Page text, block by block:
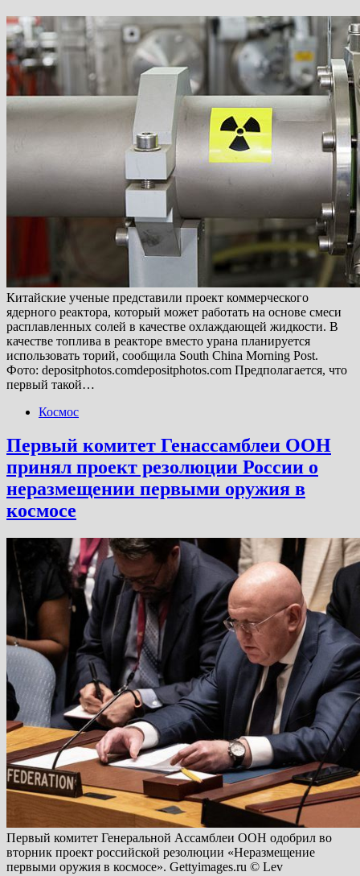
Китайские ученые представили проект коммерческого
ядерного реактора, который может работать на основе смеси
расплавленных солей в качестве охлаждающей жидкости. В
качестве топлива в реакторе вместо урана планируется
использовать торий, сообщила South China Morning Post.
Фото: depositphotos.comdepositphotos.com Предполагается, что
первый такой…
Космос
Первый комитет Генассамблеи ООН
принял проект резолюции России о
неразмещении первыми оружия в
космосе
Первый комитет Генеральной Ассамблеи ООН одобрил во
вторник проект российской резолюции «Неразмещение
первыми оружия в космосе». Gettyimages.ru © Lev